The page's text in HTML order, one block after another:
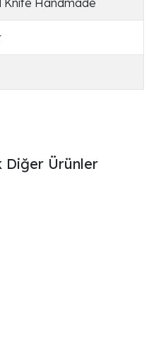
Knife Handmade
Diğer Ürünler